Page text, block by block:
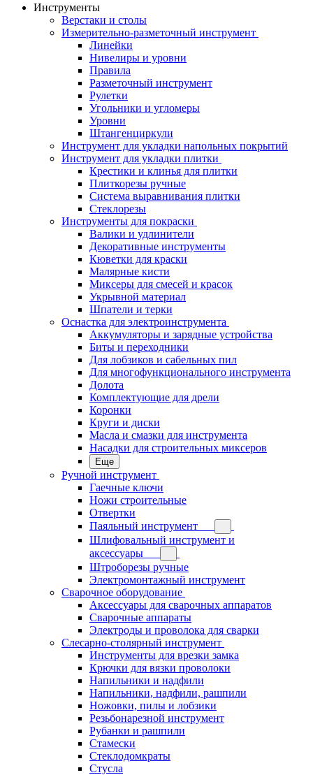
Инструменты
Верстаки и столы
Измерительно-разметочный инструмент
Линейки
Нивелиры и уровни
Правила
Разметочный инструмент
Рулетки
Угольники и угломеры
Уровни
Штангенциркули
Инструмент для укладки напольных покрытий
Инструмент для укладки плитки
Крестики и клинья для плитки
Плиткорезы ручные
Система выравнивания плитки
Стеклорезы
Инструменты для покраски
Валики и удлинители
Декоративные инструменты
Кюветки для краски
Малярные кисти
Миксеры для смесей и красок
Укрывной материал
Шпатели и терки
Оснастка для электроинструмента
Аккумуляторы и зарядные устройства
Биты и переходники
Для лобзиков и сабельных пил
Для многофункционального инструмента
Долота
Комплектующие для дрели
Коронки
Круги и диски
Масла и смазки для инструмента
Насадки для строительных миксеров
Еще
Ручной инструмент
Гаечные ключи
Ножи строительные
Отвертки
Паяльный инструмент
Шлифовальный инструмент и
аксессуары
Штроборезы ручные
Электромонтажный инструмент
Сварочное оборудование
Аксессуары для сварочных аппаратов
Сварочные аппараты
Электроды и проволока для сварки
Слесарно-столярный инструмент
Инструменты для врезки замка
Крючки для вязки проволоки
Напильники и надфили
Напильники, надфили, рашпили
Ножовки, пилы и лобзики
Резьбонарезной инструмент
Рубанки и рашпили
Стамески
Стеклодомкраты
Стусла